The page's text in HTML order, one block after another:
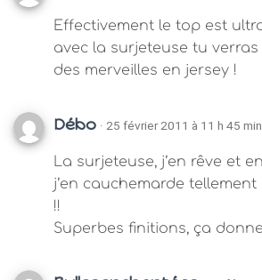
Effectivement le top est
avec la surjeteuse tu
des merveilles en jersey !
Débo · 25 février 2011 à 11 h 45 min
La surjeteuse, j’en rêve et
j’en cauchemarde
!!
Superbes finitions, ça